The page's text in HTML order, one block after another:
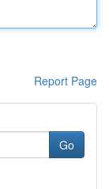
Report Page
Go